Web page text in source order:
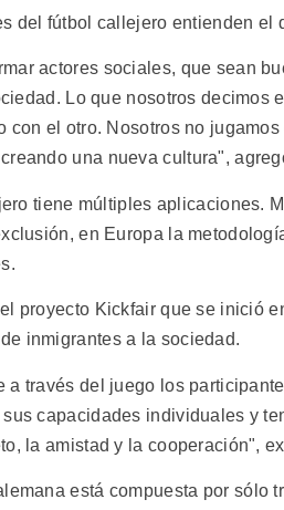
del fútbol callejero entienden el
actores sociales, que sean
Lo que nosotros decimos
con el otro. Nosotros no
una nueva cultura",
tiene múltiples aplicaciones.
en Europa la
proyecto Kickfair que se inició
inmigrantes a la sociedad.
a través del juego los
capacidades individuales y
la amistad y la cooperación",
está compuesta por sólo